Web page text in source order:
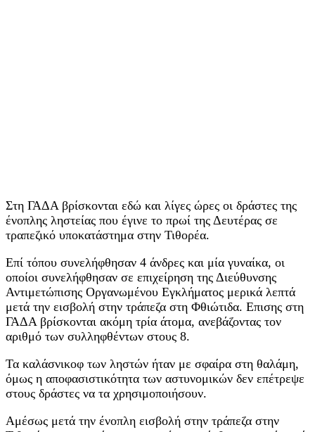
Στη ΓΑΔΑ βρίσκονται εδώ και λίγες ώρες οι δράστες της
ένοπλης ληστείας που έγινε το πρωί της Δευτέρας σε
τραπεζικό υποκατάστημα στην Τιθορέα.
Επί τόπου συνελήφθησαν 4 άνδρες και μία γυναίκα, οι
οποίοι συνελήφθησαν σε επιχείρηση της Διεύθυνσης
Αντιμετώπισης Οργανωμένου Εγκλήματος μερικά λεπτά
μετά την εισβολή στην τράπεζα στη Φθιώτιδα. Επισης στη
ΓΑΔΑ βρίσκονται ακόμη τρία άτομα, ανεβάζοντας τον
αριθμό των συλληφθέντων στους 8.
Τα καλάσνικοφ των ληστών ήταν με σφαίρα στη θαλάμη,
όμως η αποφασιστικότητα των αστυνομικών δεν επέτρεψε
στους δράστες να τα χρησιμοποιήσουν.
Αμέσως μετά την ένοπλη εισβολή στην τράπεζα στην